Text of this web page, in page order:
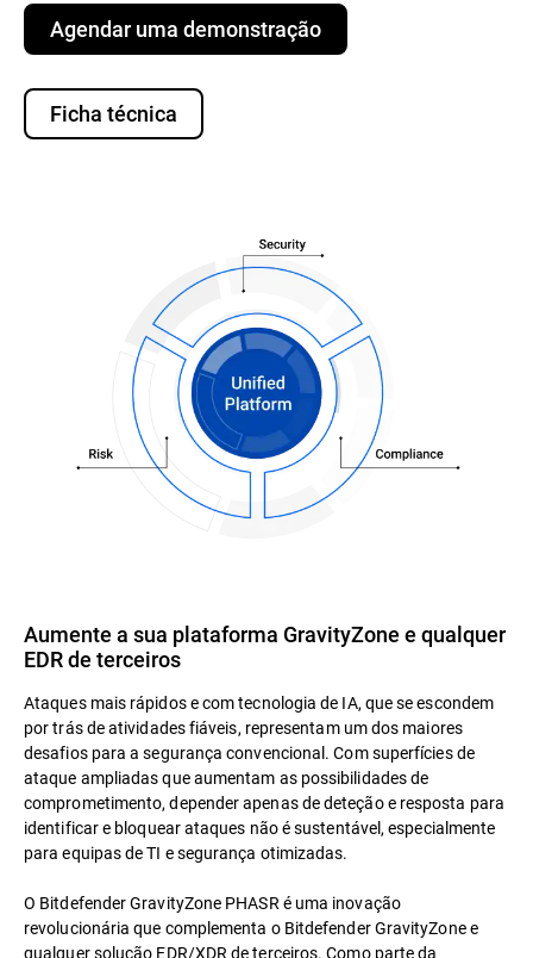
Agendar uma demonstração
Ficha técnica
Aumente a sua plataforma GravityZone e qualquer
EDR de terceiros
Ataques mais rápidos e com tecnologia de IA, que se escondem
por trás de atividades fiáveis, representam um dos maiores
desafios para a segurança convencional. Com superfícies de
ataque ampliadas que aumentam as possibilidades de
comprometimento, depender apenas de deteção e resposta para
identificar e bloquear ataques não é sustentável, especialmente
para equipas de TI e segurança otimizadas.
O Bitdefender GravityZone PHASR é uma inovação
revolucionária que complementa o Bitdefender GravityZone e
qualquer solução EDR/XDR de terceiros. Como parte da